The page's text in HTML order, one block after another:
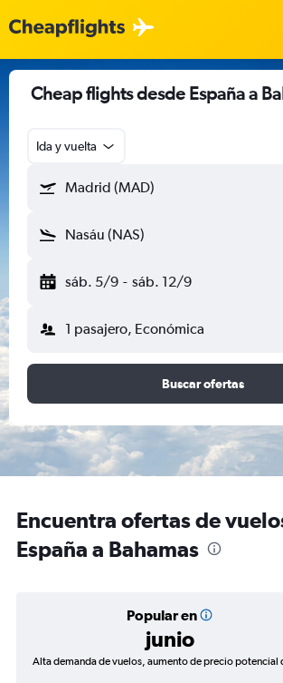
Cheap flights desde España a
Ida y vuelta
Madrid (MAD)
Nasáu (NAS)
sáb. 5/9 - sáb. 12/9
1 pasajero, Económica
Buscar ofertas
Encuentra ofertas de
España a Bahamas
Popular en
junio
Alta demanda de vuelos, aumento de precio potencial